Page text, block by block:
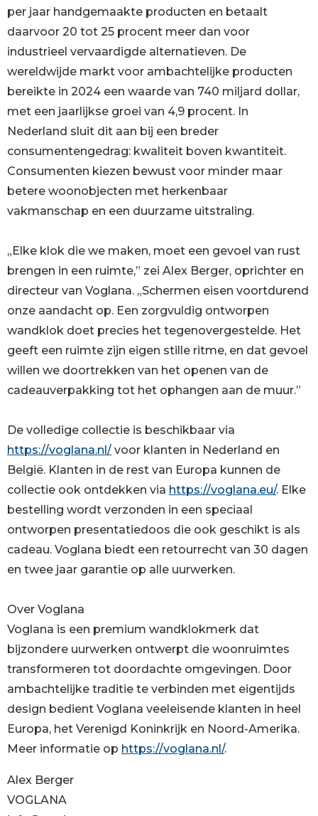
per jaar handgemaakte producten en betaalt
daarvoor 20 tot 25 procent meer dan voor
industrieel vervaardigde alternatieven. De
wereldwijde markt voor ambachtelijke producten
bereikte in 2024 een waarde van 740 miljard dollar,
met een jaarlijkse groei van 4,9 procent. In
Nederland sluit dit aan bij een breder
consumentengedrag: kwaliteit boven kwantiteit.
Consumenten kiezen bewust voor minder maar
betere woonobjecten met herkenbaar
vakmanschap en een duurzame uitstraling.
„Elke klok die we maken, moet een gevoel van rust
brengen in een ruimte,” zei Alex Berger, oprichter en
directeur van Voglana. „Schermen eisen voortdurend
onze aandacht op. Een zorgvuldig ontworpen
wandklok doet precies het tegenovergestelde. Het
geeft een ruimte zijn eigen stille ritme, en dat gevoel
willen we doortrekken van het openen van de
cadeauverpakking tot het ophangen aan de muur.”
De volledige collectie is beschikbaar via
https://voglana.nl/ voor klanten in Nederland en
België. Klanten in de rest van Europa kunnen de
collectie ook ontdekken via https://voglana.eu/. Elke
bestelling wordt verzonden in een speciaal
ontworpen presentatiedoos die ook geschikt is als
cadeau. Voglana biedt een retourrecht van 30 dagen
en twee jaar garantie op alle uurwerken.
Over Voglana
Voglana is een premium wandklokmerk dat
bijzondere uurwerken ontwerpt die woonruimtes
transformeren tot doordachte omgevingen. Door
ambachtelijke traditie te verbinden met eigentijds
design bedient Voglana veeleisende klanten in heel
Europa, het Verenigd Koninkrijk en Noord-Amerika.
Meer informatie op https://voglana.nl/.
Alex Berger
VOGLANA